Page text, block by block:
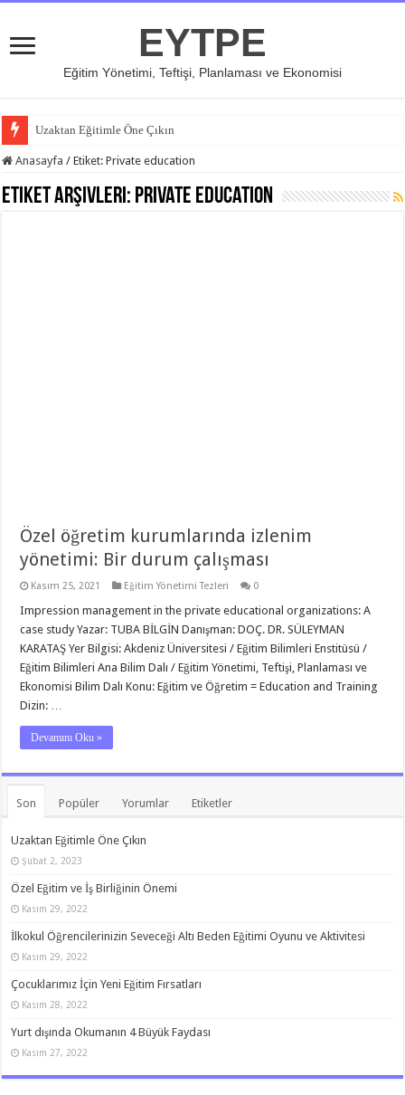
EYTPE
Eğitim Yönetimi, Teftişi, Planlaması ve Ekonomisi
Uzaktan Eğitimle Öne Çıkın
Anasayfa / Etiket:Private education
Etiket Arşivleri: Private education
Özel öğretim kurumlarında izlenim
yönetimi: Bir durum çalışması
Kasım 25, 2021 Eğitim Yönetimi Tezleri 0
Impression management in the private educational organizations: A
case study Yazar: TUBA BİLGİN Danışman: DOÇ. DR. SÜLEYMAN
KARATAŞ Yer Bilgisi: Akdeniz Üniversitesi / Eğitim Bilimleri Enstitüsü /
Eğitim Bilimleri Ana Bilim Dalı / Eğitim Yönetimi, Teftişi, Planlaması ve
Ekonomisi Bilim Dalı Konu: Eğitim ve Öğretim = Education and Training
Dizin: …
Devamını Oku »
Son Popüler Yorumlar Etiketler
Uzaktan Eğitimle Öne Çıkın
Şubat 2, 2023
Özel Eğitim ve İş Birliğinin Önemi
Kasım 29, 2022
İlkokul Öğrencilerinizin Seveceği Altı Beden Eğitimi Oyunu ve Aktivitesi
Kasım 29, 2022
Çocuklarımız İçin Yeni Eğitim Fırsatları
Kasım 28, 2022
Yurt dışında Okumanın 4 Büyük Faydası
Kasım 27, 2022